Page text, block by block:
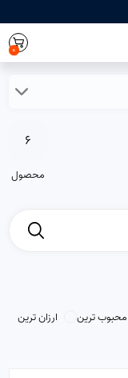
0
6
محصول
محبوب ترین
ارزان ترین